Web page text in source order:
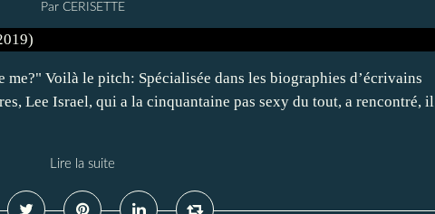
Par CERISETTE
Voilà le pitch: Spécialisée dans les biographies d’écrivains
Lee Israel, qui a la cinquantaine pas sexy du tout, a rencontré, il
Lire la suite